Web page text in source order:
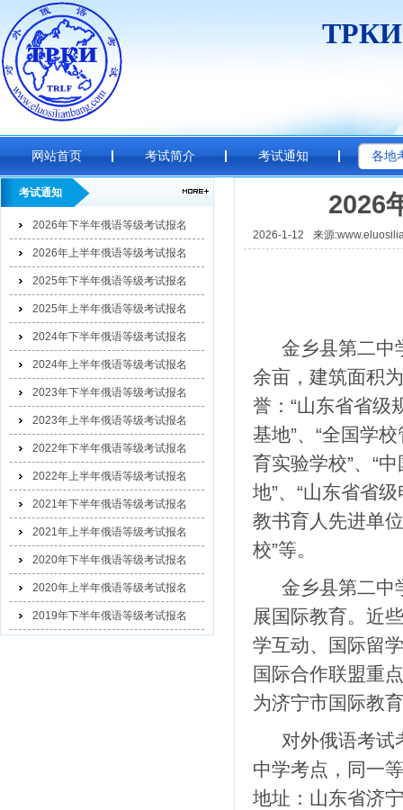
网站首页 考试简介 考试通知 各地
考试通知
2026年下半年俄语等级考试报名
2026年上半年俄语等级考试报名
2025年下半年俄语等级考试报名
2025年上半年俄语等级考试报名
2024年下半年俄语等级考试报名
2024年上半年俄语等级考试报名
2023年下半年俄语等级考试报名
2023年上半年俄语等级考试报名
2022年下半年俄语等级考试报名
2022年上半年俄语等级考试报名
2021年下半年俄语等级考试报名
2021年上半年俄语等级考试报名
2020年下半年俄语等级考试报名
2020年上半年俄语等级考试报名
2019年下半年俄语等级考试报名
2026
2026-1-12 来源
金乡县第二中
余亩，建筑面积
誉：“山东省省级
基地”、“全国学
育实验学校”、“
地”、“山东省省
教书育人先进单
校”等。
金乡县第二中
展国际教育。近
学互动、国际留
国际合作联盟重
为济宁市国际教
对外俄语考试
中学考点，同一
地址：山东省济